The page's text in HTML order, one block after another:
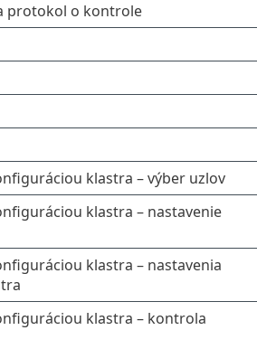
protokol o kontrole
klastra – výber uzlov
klastra – nastavenie
klastra – nastavenia
klastra – kontrola